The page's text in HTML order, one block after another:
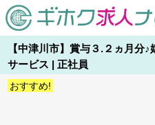
【中津川市】賞与３.２ヵ月分
サービス | 正社員
おすすめ!